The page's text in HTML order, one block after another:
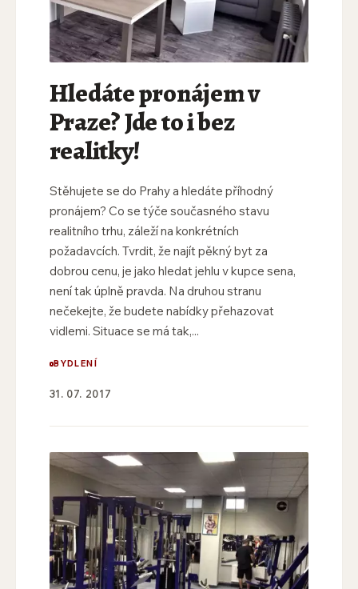
Hledáte pronájem v
Praze? Jde to i bez
realitky!
Stěhujete se do Prahy a hledáte příhodný
pronájem? Co se týče současného stavu
realitního trhu, záleží na konkrétních
požadavcích. Tvrdit, že najít pěkný byt za
dobrou cenu, je jako hledat jehlu v kupce sena,
není tak úplně pravda. Na druhou stranu
nečekejte, že budete nabídky přehazovat
vidlemi. Situace se má tak,...
BYDLENÍ
31. 07. 2017